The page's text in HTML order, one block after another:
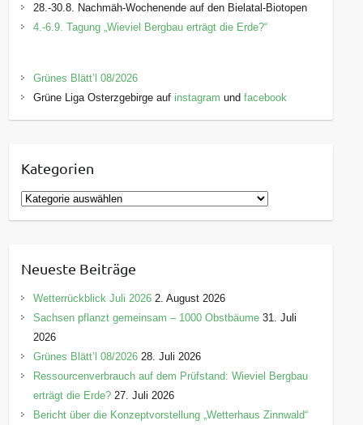
28.-30.8. Nachmäh-Wochenende auf den Bielatal-Biotopen
4.-6.9. Tagung „Wieviel Bergbau erträgt die Erde?“
Grünes Blätt’l 08/2026
Grüne Liga Osterzgebirge auf instagram undfacebook
Kategorien
K
a
g
o
r
e
n
Neueste Beiträge
Wetterrückblick Juli 2026 2. August 2026
Sachsen pflanzt gemeinsam – 1000 Obstbäume 31. Juli
2026
Grünes Blätt’l 08/2026 28. Juli 2026
Ressourcenverbrauch auf dem Prüfstand: Wieviel Bergbau
erträgt die Erde? 27. Juli 2026
Bericht über die Konzeptvorstellung „Wetterhaus Zinnwald“